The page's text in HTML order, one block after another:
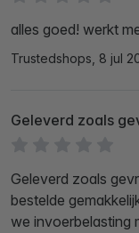
alles goed! werkt
Trustedshops, 8 jul
Geleverd zoals
Geleverd zoals
bestelde
we invoerbelasting